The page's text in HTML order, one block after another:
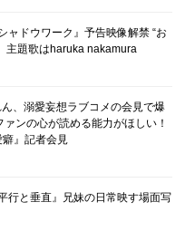
ャドウワーク』予告映像解禁 “お
主題歌はharuka nakamura
、溺愛妄想ラブコメの会見で爆
ンの心が読める能力がほしい！
癖』記者会見
行と垂直』兄妹の日常映す場面写